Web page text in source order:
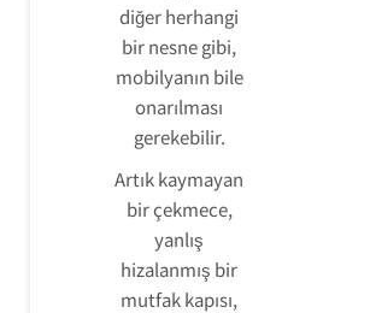
diğer herhangi
bir nesne gibi,
mobilyanın bile
onarılması
gerekebilir.
Artık kaymayan
bir çekmece,
yanlış
hizalanmış bir
mutfak kapısı,